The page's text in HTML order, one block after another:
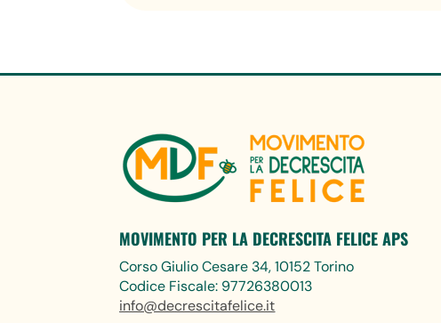
MOVIMENTO PER LA DECRESCITA FELICE APS
Corso Giulio Cesare 34, 10152 Torino
Codice Fiscale: 97726380013
info@decrescitafelice.it